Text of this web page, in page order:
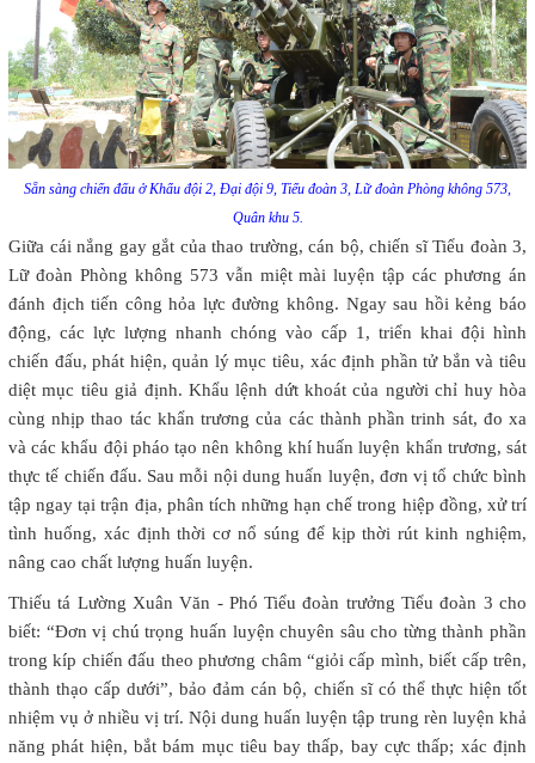
Sẵn sàng chiến đấu ở Khẩu đội 2, Đại đội 9, Tiểu đoàn 3, Lữ đoàn Phòng không 573,
Quân khu 5.
Giữa cái nắng gay gắt của thao trường, cán bộ, chiến sĩ Tiểu đoàn 3,
Lữ đoàn Phòng không 573 vẫn miệt mài luyện tập các phương án
đánh địch tiến công hỏa lực đường không. Ngay sau hồi kẻng báo
động, các lực lượng nhanh chóng vào cấp 1, triển khai đội hình
chiến đấu, phát hiện, quản lý mục tiêu, xác định phần tử bắn và tiêu
diệt mục tiêu giả định. Khẩu lệnh dứt khoát của người chỉ huy hòa
cùng nhịp thao tác khẩn trương của các thành phần trinh sát, đo xa
và các khẩu đội pháo tạo nên không khí huấn luyện khẩn trương, sát
thực tế chiến đấu. Sau mỗi nội dung huấn luyện, đơn vị tổ chức bình
tập ngay tại trận địa, phân tích những hạn chế trong hiệp đồng, xử trí
tình huống, xác định thời cơ nổ súng để kịp thời rút kinh nghiệm,
nâng cao chất lượng huấn luyện.
Thiếu tá Lường Xuân Văn - Phó Tiểu đoàn trưởng Tiểu đoàn 3 cho
biết: “Đơn vị chú trọng huấn luyện chuyên sâu cho từng thành phần
trong kíp chiến đấu theo phương châm “giỏi cấp mình, biết cấp trên,
thành thạo cấp dưới”, bảo đảm cán bộ, chiến sĩ có thể thực hiện tốt
nhiệm vụ ở nhiều vị trí. Nội dung huấn luyện tập trung rèn luyện khả
năng phát hiện, bắt bám mục tiêu bay thấp, bay cực thấp; xác định